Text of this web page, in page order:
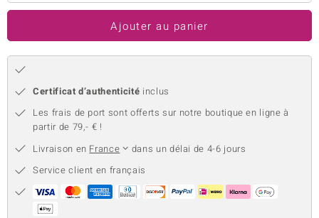
Ajouter au panier
Certificat d’authenticité inclus
Les frais de port sont offerts sur notre boutique en ligne à
partir de 79,- € !
Livraison en France
dans un délai de 4-6 jours
Service client en français